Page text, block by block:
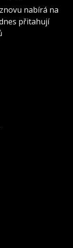
nabírá na
přitahují